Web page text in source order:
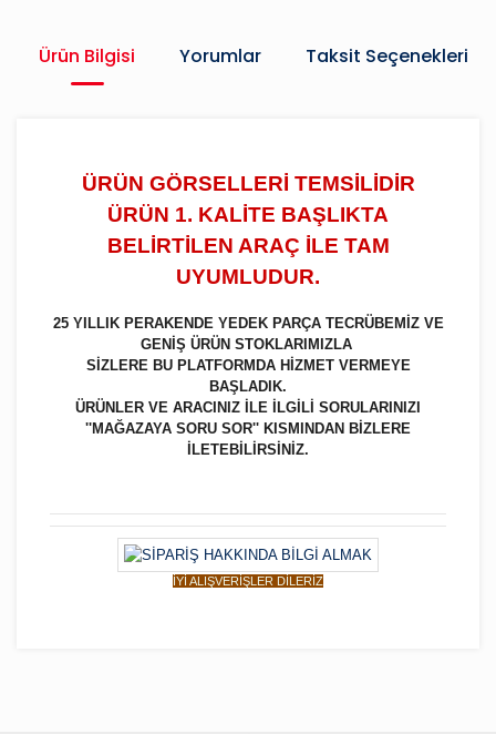
Ürün Bilgisi Yorumlar Taksit Seçenekleri
ÜRÜN GÖRSELLERİ TEMSİLİDİR
ÜRÜN 1. KALİTE BAŞLIKTA
BELİRTİLEN ARAÇ İLE TAM
UYUMLUDUR.
25 YILLIK PERAKENDE YEDEK PARÇA TECRÜBEMİZ VE
GENİŞ ÜRÜN STOKLARIMIZLA
SİZLERE BU PLATFORMDA HİZMET VERMEYE
BAŞLADIK.
ÜRÜNLER VE ARACINIZ İLE İLGİLİ SORULARINIZI
''MAĞAZAYA SORU SOR'' KISMINDAN BİZLERE
İLETEBİLİRSİNİZ.
İYİ ALIŞVERİŞLER DİLERİZ